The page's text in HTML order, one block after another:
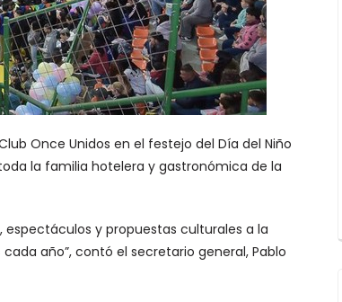
Once Unidos en el festejo del Día del Niño
la familia hotelera y gastronómica de la
y propuestas culturales a la
año”, contó el secretario general, Pablo